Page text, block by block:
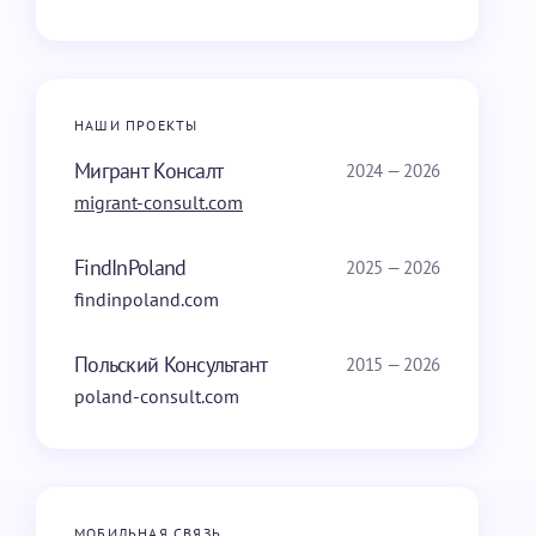
НАШИ ПРОЕКТЫ
Мигрант Консалт 2024 — 2026
migrant-consult.com
FindInPoland 2025 — 2026
findinpoland.com
Польский Консультант 2015 — 2026
poland-consult.com